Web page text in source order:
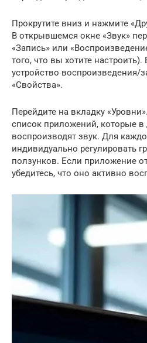
Прокрутите вниз и нажмите
В открывшемся окне «Звук»
«Запись» или
того, что вы хотите
устройство воспроизведения/
«Свойства».
Перейдите на вкладку
список приложений, которые
воспроизводят звук. Для
индивидуально регулировать
ползунков. Если приложение
убедитесь, что оно активно